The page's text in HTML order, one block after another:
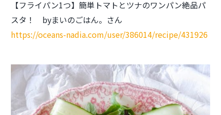
【フライパン1つ】簡単トマトとツナのワンパン絶品パ
スタ！ byまいのごはん。さん
https://oceans-nadia.com/user/386014/recipe/431926